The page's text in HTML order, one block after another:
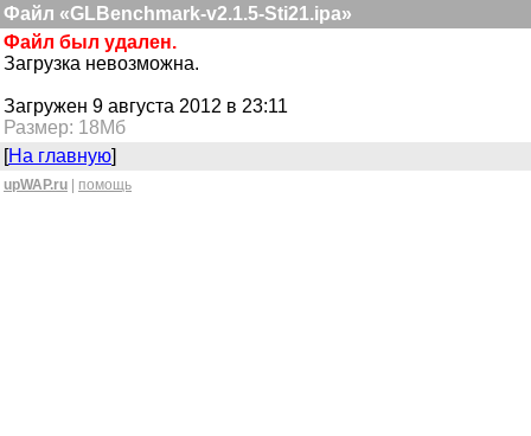
Файл «GLBenchmark-v2.1.5-Sti21.ipa»
Файл был удален.
Загрузка невозможна.
Загружен 9 августа 2012 в 23:11
Размер: 18Мб
[На главную]
upWAP.ru помощь